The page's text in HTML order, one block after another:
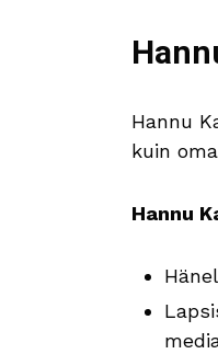
Hannu
kuin
Hannu